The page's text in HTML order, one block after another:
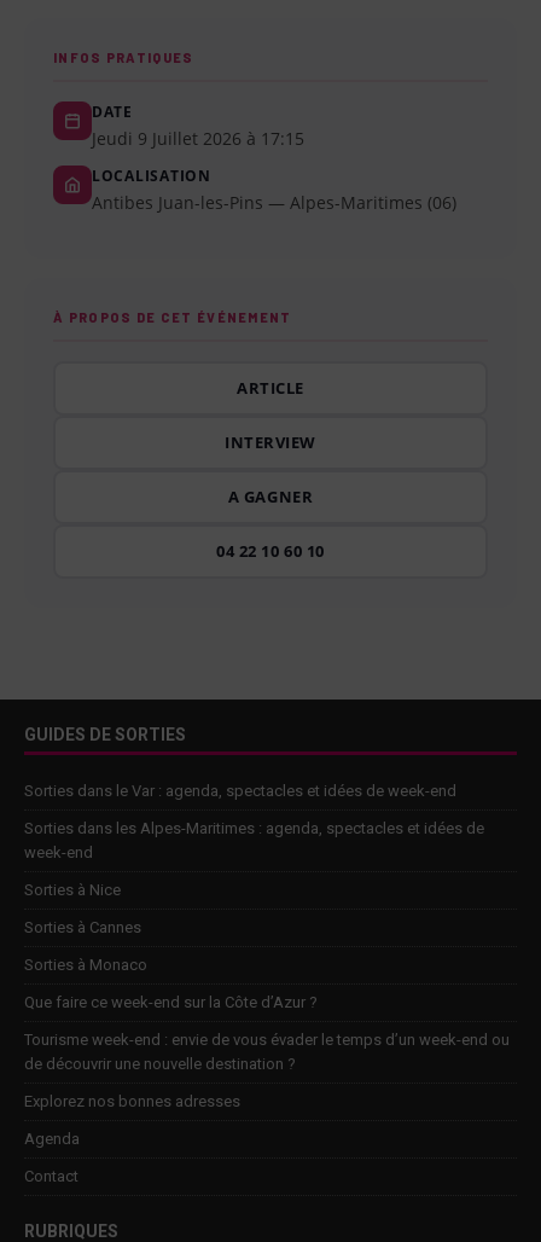
INFOS PRATIQUES
DATE
Jeudi 9 Juillet 2026 à 17:15
LOCALISATION
Antibes Juan-les-Pins — Alpes-Maritimes (06)
À PROPOS DE CET ÉVÉNEMENT
ARTICLE
INTERVIEW
A GAGNER
04 22 10 60 10
GUIDES DE SORTIES
Sorties dans le Var : agenda, spectacles et idées de week-end
Sorties dans les Alpes-Maritimes : agenda, spectacles et idées de
week-end
Sorties à Nice
Sorties à Cannes
Sorties à Monaco
Que faire ce week-end sur la Côte d’Azur ?
Tourisme week-end : envie de vous évader le temps d’un week-end ou
de découvrir une nouvelle destination ?
Explorez nos bonnes adresses
Agenda
Contact
RUBRIQUES